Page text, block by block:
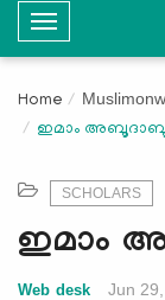
T
o
g
l
a
v
i
Home
ഇമാം
SCHOLARS
ഇമാം
Web desk Jun